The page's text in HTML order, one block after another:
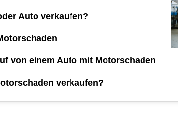
Auto verkaufen?
von einem Auto mit Motorschaden
verkaufen?